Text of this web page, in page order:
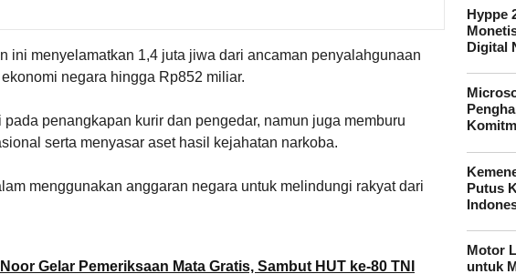
ini menyelamatkan 1,4 juta jiwa dari ancaman penyalahgunaan
negara hingga Rp852 miliar.
penangkapan kurir dan pengedar, namun juga memburu
serta menyasar aset hasil kejahatan narkoba.
menggunakan anggaran negara untuk melindungi rakyat dari
Gelar Pemeriksaan Mata Gratis, Sambut HUT ke-80 TNI
Hyppe
Digital
Putus
Motor
untuk